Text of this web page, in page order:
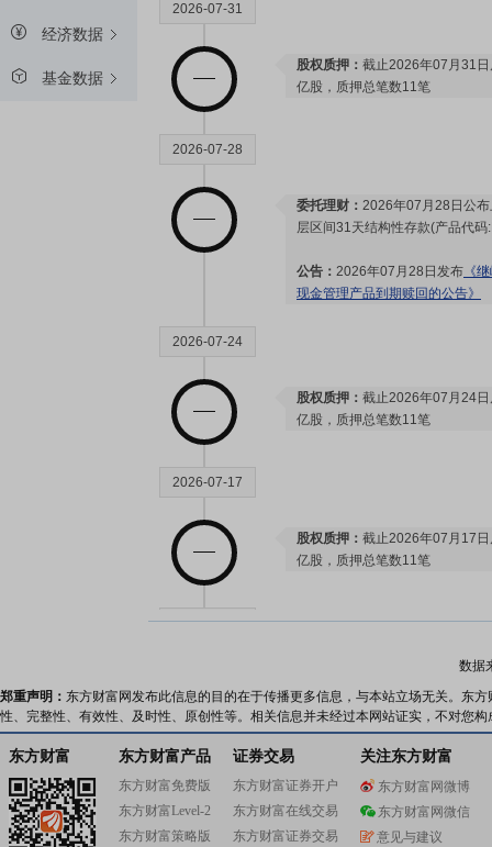
经济数据
基金数据
2026-07-31
股权质押： 截止2026年07月31
亿股，质押总笔数11笔
2026-07-28
委托理财： 2026年07月28日公
层区间31天结构性存款(产品代
公告： 2026年07月28日发布 《
现金管理产品到期赎回的公告》
2026-07-24
股权质押： 截止2026年07月24
亿股，质押总笔数11笔
2026-07-17
股权质押： 截止2026年07月17
亿股，质押总笔数11笔
2026-07-15
元-39800万元，变动115.78%～
公告：2026年07月15日发布《
2026-07-14
数据
郑重声明： 东方财富网发布此信息的目的在于传播更多信息，与本站立场无关。东
性、完整性、有效性、及时性、原创性等。相关信息并未经过本网站证实，不对您
东方财富 东方财富产品
东方财富免费版
东方财富Level-2
东方财富策略版
证券交易
东方财富证券开户
东方财富在线交易
东方财富证券交易
关注东方财富
东方财富网微博
东方财富网微信
意见与建议